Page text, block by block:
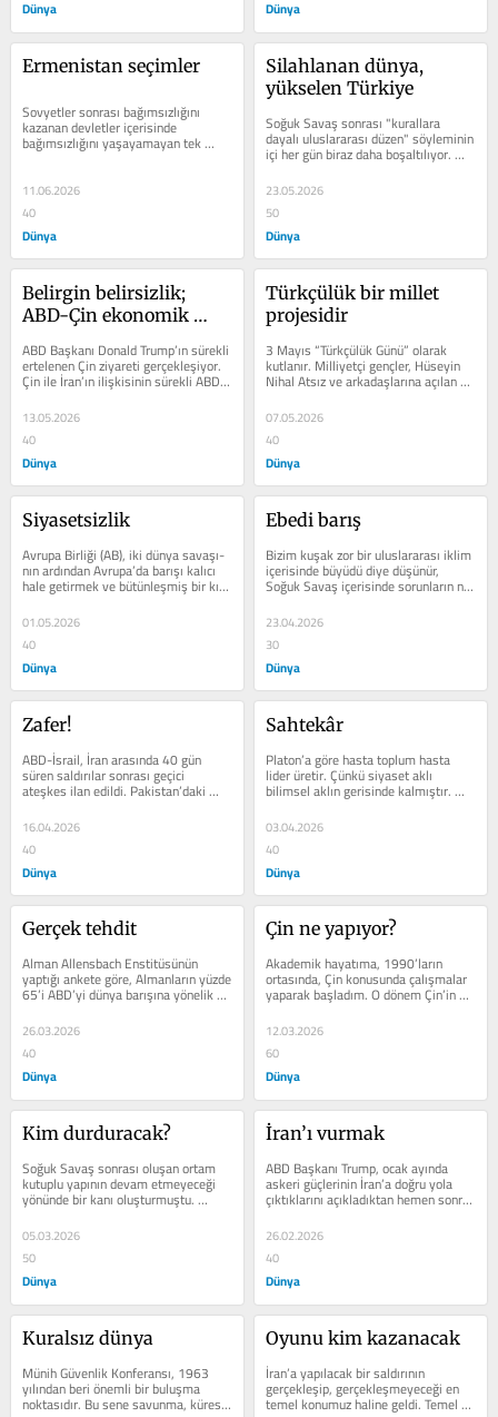
Dünya Dünya
Ermenistan seçimler
Sovyetler sonrası bağımsızlığını
kazanan devletler içerisinde
bağımsızlığını yaşa­yamayan tek
devlet Ermenistan’dır....
11.06.2026
40
Dünya
Silahlanan dünya,
yükselen Türkiye
Soğuk Savaş sonrası "kurallara
dayalı uluslararası düzen" söyleminin
içi her gün biraz daha boşaltılıyor.
Genel kabul gören...
23.05.2026
50
Dünya
Belirgin belirsizlik;
ABD-Çin ekonomik
ABD Başkanı Donald Trump’ın sürekli
ertelenen Çin ziyareti gerçekleşiyor.
Çin ile İran’ın ilişkisinin sürekli ABD
tarafından...
13.05.2026
40
Dünya
Türkçülük bir millet
projesidir
3 Mayıs “Türkçülük Günü” olarak
kutla­nır. Milliyetçi gençler, Hüseyin
Nihal At­sız ve arkadaşlarına açılan
07.05.2026
40
Dünya
Siyasetsizlik
Avrupa Birliği (AB), iki dünya savaşı­
nın ardından Avrupa’da barışı kalıcı
hale getirmek ve bütünleşmiş bir kıta
ya­ratmak...
01.05.2026
40
Dünya
Ebedi barış
Bizim kuşak zor bir uluslararası iklim
içe­risinde büyüdü diye düşü­nür,
Soğuk Savaş içerisin­de sorunların ne
kadar zor...
23.04.2026
30
Dünya
Zafer!
ABD-İsrail, İran arasında 40 gün
süren saldırılar sonrası geçici
ateşkes ilan edildi. Pakistan’daki
görüşmelerden bir so­nuç...
16.04.2026
40
Dünya
Sahtekâr
Platon’a göre hasta toplum hasta
lider üre­tir. Çünkü siyaset aklı
bilimsel aklın ge­risinde kalmıştır.
Erich Fromm yalnızlık ve korku...
03.04.2026
40
Dünya
Gerçek tehdit
Alman Allensbach Enstitüsünün
yaptı­ğı ankete göre, Almanların yüzde
65’i ABD’yi dünya barışına yönelik en
büyük tehditlerden...
26.03.2026
40
Dünya
Çin ne yapıyor?
Akademik haya­tıma, 1990’la­rın
ortasında, Çin konusunda çalışma­lar
yaparak başla­dım. O dönem Çin’in
izlediği politikalar...
12.03.2026
60
Dünya
Kim durduracak?
Soğuk Savaş sonrası oluşan ortam
kutuplu yapının devam etmeyeceği
yönünde bir ka­nı oluşturmuştu.
Sistemin kutupluluktan ziya­de çok...
05.03.2026
50
Dünya
İran’ı vurmak
ABD Başkanı Trump, ocak ayında
askeri güçle­rinin İran’a doğru yola
çıktıklarını açıkladık­tan hemen sonra
bu gücü...
26.02.2026
40
Dünya
Kuralsız dünya
Münih Güvenlik Konfe­ransı, 1963
yılından beri önemli bir buluşma
noktasıdır. Bu sene savunma, küresel
Oyunu kim kazanacak
İran’a yapılacak bir saldırının
gerçekleşip, gerçekleşmeyeceği en
temel konumuz haline geldi. Temel